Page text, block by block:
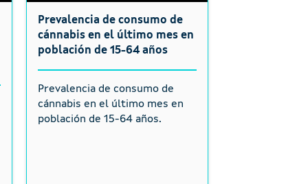
Prevalencia de consumo de
cánnabis en el último mes en
población de 15-64 años
Prevalencia de consumo de
cánnabis en el último mes en
población de 15-64 años.